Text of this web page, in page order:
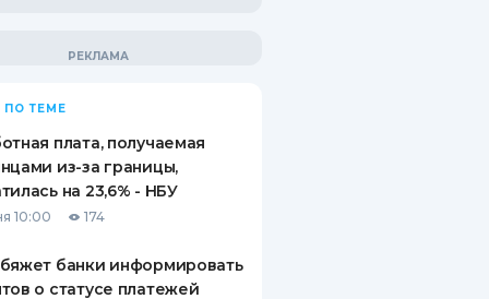
ВИНЬЕТКА
СОТРУДНИКОВ
ОТ
СЛУЧАЕВ
ВОПРОСЫ И ОТВЕТЫ
ПУТЕВОДИТЕЛИ ПО
СБЕРЕЖЕНИЯМ
ПО ТЕМЕ
плата, получаемая
из-за границы,
на 23,6% - НБУ
10:00 174
банки информировать
о статусе платежей